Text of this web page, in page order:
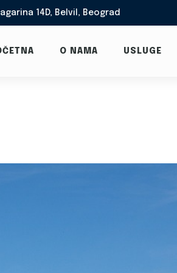
14D, Belvil, Beograd
O NAMA USLUGE